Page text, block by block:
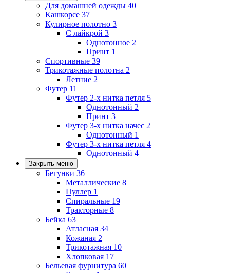
Для домашней одежды 40
Кашкорсе 37
Кулирное полотно 3
С лайкрой 3
Однотонное 2
Принт 1
Спортивные 39
Трикотажные полотна 2
Летние 2
Футер 11
Футер 2-х нитка петля 5
Однотонный 2
Принт 3
Футер 3-х нитка начес 2
Однотонный 1
Футер 3-х нитка петля 4
Однотонный 4
Закрыть меню
Бегунки 36
Металлические 8
Пуллер 1
Спиральные 19
Тракторные 8
Бейка 63
Атласная 34
Кожаная 2
Трикотажная 10
Хлопковая 17
Бельевая фурнитура 60